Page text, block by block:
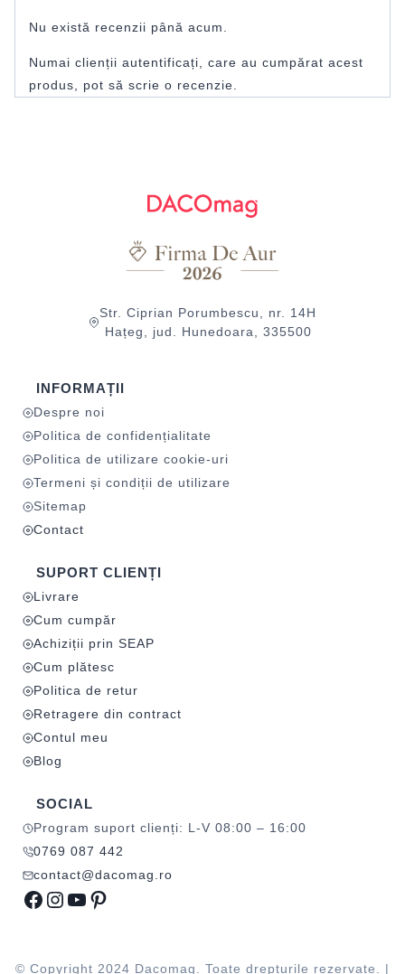
Nu există recenzii până acum.
Numai clienții autentificați, care au cumpărat acest
produs, pot să scrie o recenzie.
Str. Ciprian Porumbescu, nr. 14H
Hațeg, jud. Hunedoara, 335500
INFORMAȚII
Despre noi
Politica de confidențialitate
Politica de utilizare cookie-uri
Termeni și condiții de utilizare
Sitemap
Contact
SUPORT CLIENȚI
Livrare
Cum cumpăr
Achiziții prin SEAP
Cum plătesc
Politica de retur
Retragere din contract
Contul meu
Blog
SOCIAL
Program suport clienți: L-V 08:00 – 16:00
0769 087 442
contact@dacomag.ro
Facebook
Instagram
YouTube
Pinterest
© Copyright 2024 Dacomag. Toate drepturile rezervate. |